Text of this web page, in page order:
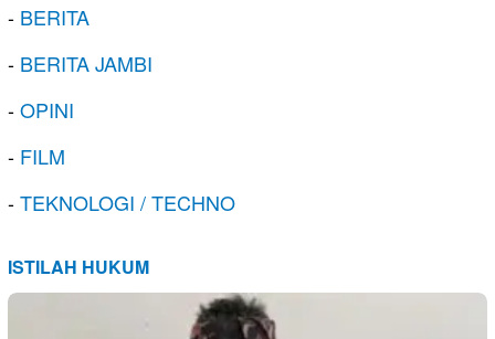
- BERITA
- BERITA JAMBI
-OPINI
- FILM
-TEKNOLOGI / TECHNO
ISTILAH HUKUM